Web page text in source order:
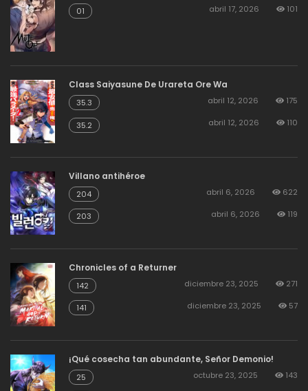
01 abril 17, 2026 101
Class Saiyasune De Urareta Ore Wa
35.3 abril 12, 2026 175
35.2 abril 12, 2026 110
Villano antihéroe
204 abril 6, 2026 622
203 abril 6, 2026 119
Chronicles of a Returner
142 diciembre 23, 2025 271
141 diciembre 23, 2025 57
¡Qué cosecha tan abundante, Señor Demonio!
25 octubre 23, 2025 143